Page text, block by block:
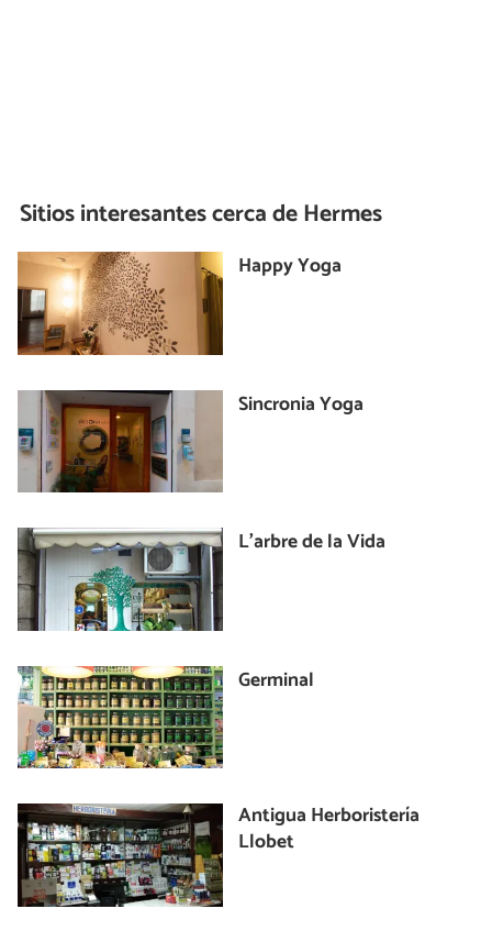
Sitios interesantes cerca deHermes
Happy Yoga
Sincronia Yoga
L'arbre de la Vida
Germinal
Antigua Herboristería
Llobet